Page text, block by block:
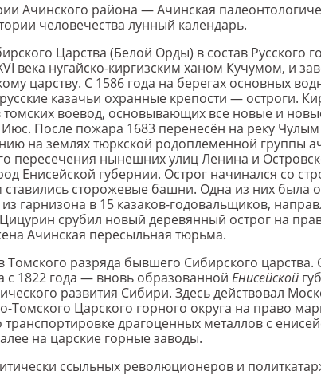
Ачинского района — Ачинская
человечества лунный календарь.
Царства (Белой Орды) в состав Русского
века нугайско-киргизским ханом Кучумом, и
царству. С 1586 года на берегах основных
казачьи охранные крепости — остроги.
воевод, основывающих все новые и
После пожара 1683 перенесён на реку
на землях тюркской родоплеменной группы
пересечения нынешних улиц Ленина и
Енисейской губернии. Острог начинался со
сторожевые башни. Одна из них была
гарнизона в 15 казаков-годовальщиков,
срубил новый деревянный острог на
Ачинская пересыльная тюрьма.
Томского разряда бывшего Сибирского царства.
с 1822 года — вновь образованной Енисейской
развития Сибири. Здесь действовал
Томского Царского горного округа на право
драгоценных металлов с
на царские горные заводы.
ссыльных революционеров и